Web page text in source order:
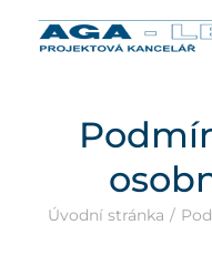
Naše služby
Úvodní stránka